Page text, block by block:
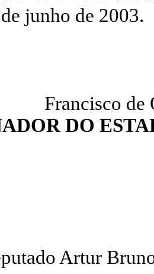
junho de 2003.
Francisco de
DO
Artur